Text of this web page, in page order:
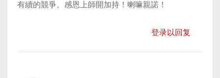
有續的競爭。感恩上師開加持！喇嘛親諾！
登录以回复